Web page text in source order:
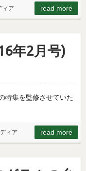
ィア read more
年2月号)
特集を監修させていた
ィア read more